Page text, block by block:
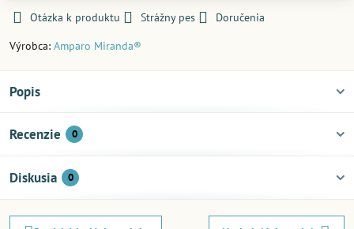
Otázka k produktu Strážny pes
Doručenia
Výrobca: Amparo Miranda®
Popis
Recenzie 0
Diskusia 0